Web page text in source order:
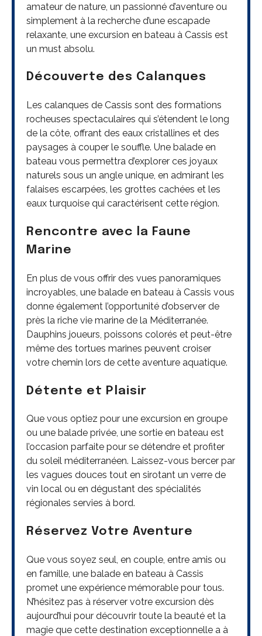
amateur de nature, un passionné d’aventure ou
simplement à la recherche d’une escapade
relaxante, une excursion en bateau à Cassis est
un must absolu.
Découverte des Calanques
Les calanques de Cassis sont des formations
rocheuses spectaculaires qui s’étendent le long
de la côte, offrant des eaux cristallines et des
paysages à couper le souffle. Une balade en
bateau vous permettra d’explorer ces joyaux
naturels sous un angle unique, en admirant les
falaises escarpées, les grottes cachées et les
eaux turquoise qui caractérisent cette région.
Rencontre avec la Faune
Marine
En plus de vous offrir des vues panoramiques
incroyables, une balade en bateau à Cassis vous
donne également l’opportunité d’observer de
près la riche vie marine de la Méditerranée.
Dauphins joueurs, poissons colorés et peut-être
même des tortues marines peuvent croiser
votre chemin lors de cette aventure aquatique.
Détente et Plaisir
Que vous optiez pour une excursion en groupe
ou une balade privée, une sortie en bateau est
l’occasion parfaite pour se détendre et profiter
du soleil méditerranéen. Laissez-vous bercer par
les vagues douces tout en sirotant un verre de
vin local ou en dégustant des spécialités
régionales servies à bord.
Réservez Votre Aventure
Que vous soyez seul, en couple, entre amis ou
en famille, une balade en bateau à Cassis
promet une expérience mémorable pour tous.
N’hésitez pas à réserver votre excursion dès
aujourd’hui pour découvrir toute la beauté et la
magie que cette destination exceptionnelle a à